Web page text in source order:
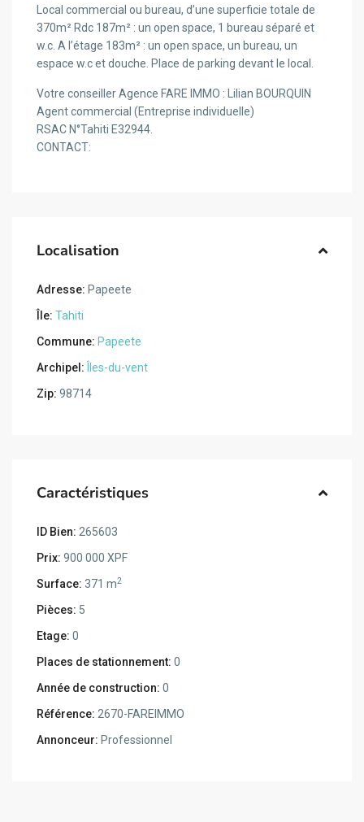
Local commercial ou bureau, d’une superficie totale de
370m² Rdc 187m² : un open space, 1 bureau séparé et
w.c. A l’étage 183m² : un open space, un bureau, un
espace w.c et douche. Place de parking devant le local.
Votre conseiller Agence FARE IMMO : Lilian BOURQUIN
Agent commercial (Entreprise individuelle)
RSAC N°Tahiti E32944.
CONTACT:
Localisation
Adresse: Papeete
Île: Tahiti
Commune: Papeete
Archipel:
Îles-du-vent
Zip: 98714
Caractéristiques
ID Bien: 265603
Prix: 900 000 XPF
Surface: 371 m2
Pièces: 5
Etage: 0
Places de stationnement: 0
Année de construction: 0
Référence: 2670-FAREIMMO
Annonceur: Professionnel